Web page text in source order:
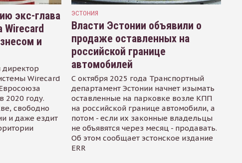
экс-глава
Wirecard
и
Wirecard
2020 году.
свободно
и даже ездит
ЭСТОНИЯ
Власти Эстонии объявили о
продаже оставленных на
российской границе
автомобилей
С октября 2025 года Транспортный
департамент Эстонии начнет изымать
оставленные на парковке возле КПП
на российской границе автомобили, а
потом - если их законные владельцы
не объявятся через месяц - продавать.
Об этом сообщает эстонское издание
ERR